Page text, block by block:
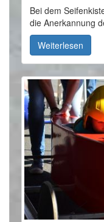
Bei dem
die Anerkannung
Weiterlesen